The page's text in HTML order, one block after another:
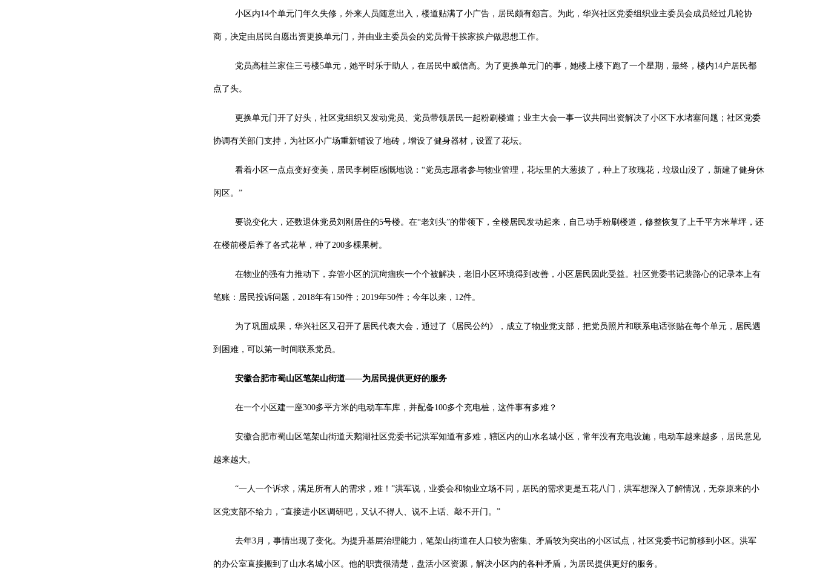
小区内14个单元门年久失修，外来人员随意出入，楼道贴满了小广告，居民颇有怨言。为此，华兴社区党委组织业主委员会成员经过几轮协
商，决定由居民自愿出资更换单元门，并由业主委员会的党员骨干挨家挨户做思想工作。
党员高桂兰家住三号楼5单元，她平时乐于助人，在居民中威信高。为了更换单元门的事，她楼上楼下跑了一个星期，最终，楼内14户居民都
点了头。
更换单元门开了好头，社区党组织又发动党员、党员带领居民一起粉刷楼道；业主大会一事一议共同出资解决了小区下水堵塞问题；社区党委
协调有关部门支持，为社区小广场重新铺设了地砖，增设了健身器材，设置了花坛。
看着小区一点点变好变美，居民李树臣感慨地说：“党员志愿者参与物业管理，花坛里的大葱拔了，种上了玫瑰花，垃圾山没了，新建了健身休
闲区。”
要说变化大，还数退休党员刘刚居住的5号楼。在“老刘头”的带领下，全楼居民发动起来，自己动手粉刷楼道，修整恢复了上千平方米草坪，还
在楼前楼后养了各式花草，种了200多棵果树。
在物业的强有力推动下，弃管小区的沉疴痼疾一个个被解决，老旧小区环境得到改善，小区居民因此受益。社区党委书记裴路心的记录本上有
笔账：居民投诉问题，2018年有150件；2019年50件；今年以来，12件。
为了巩固成果，华兴社区又召开了居民代表大会，通过了《居民公约》，成立了物业党支部，把党员照片和联系电话张贴在每个单元，居民遇
到困难，可以第一时间联系党员。
安徽合肥市蜀山区笔架山街道——为居民提供更好的服务
在一个小区建一座300多平方米的电动车车库，并配备100多个充电桩，这件事有多难？
安徽合肥市蜀山区笔架山街道天鹅湖社区党委书记洪军知道有多难，辖区内的山水名城小区，常年没有充电设施，电动车越来越多，居民意见
越来越大。
“一人一个诉求，满足所有人的需求，难！”洪军说，业委会和物业立场不同，居民的需求更是五花八门，洪军想深入了解情况，无奈原来的小
区党支部不给力，“直接进小区调研吧，又认不得人、说不上话、敲不开门。”
去年3月，事情出现了变化。为提升基层治理能力，笔架山街道在人口较为密集、矛盾较为突出的小区试点，社区党委书记前移到小区。洪军
的办公室直接搬到了山水名城小区。他的职责很清楚，盘活小区资源，解决小区内的各种矛盾，为居民提供更好的服务。